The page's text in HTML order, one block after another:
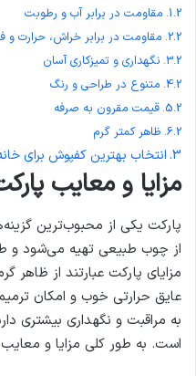
مقاومت در برابر آب و رطوبت
مقاومت در برابر خراش، حرارت و
نگهداری و تمیزکاری آسان
متنوع در طراحی و رنگ
قیمت مقرون به صرفه
ظاهر کمتر گرم
انتخاب بهترین کفپوش برای
مزایا و معایب
پارکت یکی از محبوب‌ترین
از چوب طبیعی تهیه می‌شود و
مزایای پارکت عبارتند از ظاهر
عایق حرارتی خوب و امکان
به مراقبت و نگهداری بیشتری
است. به طور کلی مزایا و معایب